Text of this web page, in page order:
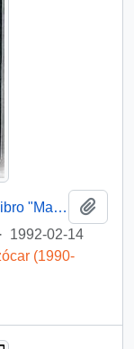
[Informa que ha sido recepcionado el libro "Maisons de Sidi Bou Said"]
· 1992-02-14
(1990-